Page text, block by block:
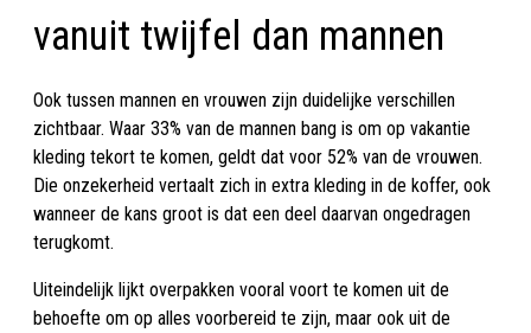
vanuit twijfel dan mannen
Ook tussen mannen en vrouwen zijn duidelijke verschillen
zichtbaar. Waar 33% van de mannen bang is om op vakantie
kleding tekort te komen, geldt dat voor 52% van de vrouwen.
Die onzekerheid vertaalt zich in extra kleding in de koffer, ook
wanneer de kans groot is dat een deel daarvan ongedragen
terugkomt.
Uiteindelijk lijkt overpakken vooral voort te komen uit de
behoefte om op alles voorbereid te zijn, maar ook uit de